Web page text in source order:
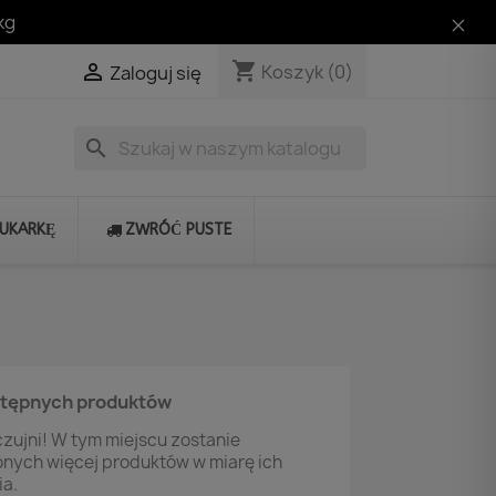
 Zaloguj się shopping_cart Koszyk (0)
search
ZWRÓĆ PUSTE
produktów
W tym miejscu zostanie
więcej produktów w miarę ich